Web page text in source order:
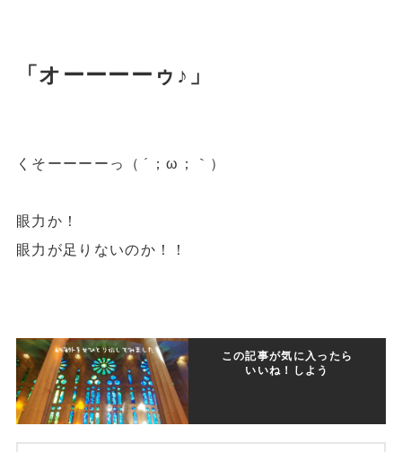
「オーーーーゥ♪」
くそーーーーっ（´；ω；｀）
眼力か！
眼力が足りないのか！！
この記事が気に入ったら
いいね！しよう